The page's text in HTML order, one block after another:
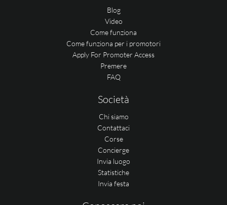
Blog
Video
Come funziona
Come funziona per i promotori
Apply For Promoter Access
Premere
FAQ
Società
Chi siamo
Contattaci
Corse
Concierge
Invia luogo
Statistiche
Invia festa